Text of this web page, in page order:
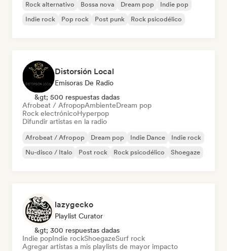
Rock alternativo Bossa nova Dream pop
Indie pop
Indie rock
Pop rock Post punk Rock psicodélico
Distorsión Local
Emisoras De Radio
&gt; 500 respuestas dadas
Afrobeat / AfropopAmbienteDream pop
Rock electrónicoHyperpop
Difundir artistas en la radio
Afrobeat / Afropop Dream pop Indie Dance
Indie rock
Nu-disco / Italo
Post rock Rock psicodélico Shoegaze
lazygecko
Playlist Curator
&gt; 300 respuestas dadas
Indie popIndie rockShoegazeSurf rock
Agregar artistas a mis playlists de mayor impacto